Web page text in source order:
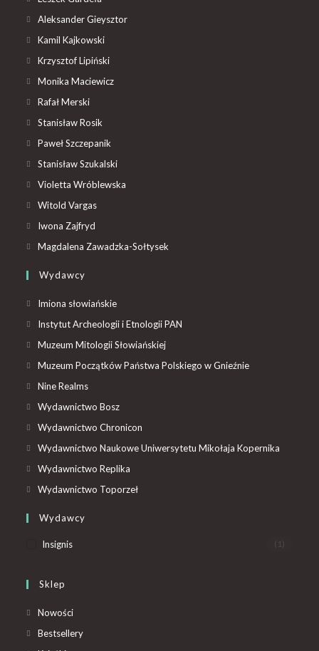
Aleksander Gieysztor
Kamil Kajkowski
Krzysztof Lipiński
Monika Maciewicz
Rafał Merski
Stanisław Rosik
Paweł Szczepanik
Stanisław Szukalski
Violetta Wróblewska
Witold Vargas
Iwona Zajfryd
Magdalena Zawadzka-Sołtysek
Wydawcy
Imiona słowiańskie
Instytut Archeologii i Etnologii PAN
Muzeum Mitologii Słowiańskiej
Muzeum Początków Państwa Polskiego w Gnieźnie
Nine Realms
Wydawnictwo Bosz
Wydawnictwo Chronicon
Wydawnictwo Naukowe Uniwersytetu Mikołaja Kopernika
Wydawnictwo Replika
Wydawnictwo Toporzeł
Wydawcy
Insignis (1)
Sklep
Nowości
Bestsellery